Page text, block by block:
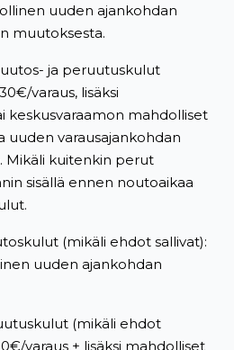
uuden ajankohdan
muutoksesta.
ja peruutuskulut
varaus, lisäksi
keskusvaraamon mahdolliset
varausajankohdan
Mikäli kuitenkin perut
sisällä ennen noutoaikaa
(mikäli ehdot sallivat):
uuden ajankohdan
(mikäli ehdot
varaus + lisäksi mahdolliset